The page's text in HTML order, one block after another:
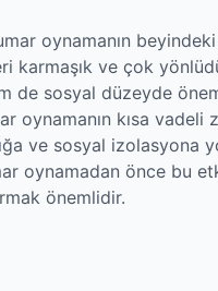
oynamanın
karmaşık ve çok
de sosyal düzeyde
oynamanın kısa vadeli
ve sosyal izolasyona
oynamadan önce bu
önemlidir.